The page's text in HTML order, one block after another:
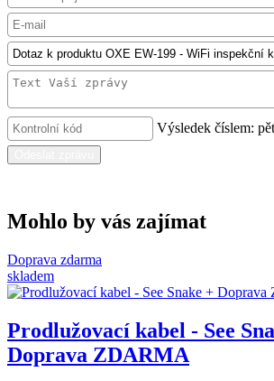
Výsledek číslem:
Mohlo by vás zajímat
Doprava zdarma
skladem
Prodlužovací kabel - See
Doprava ZDARMA